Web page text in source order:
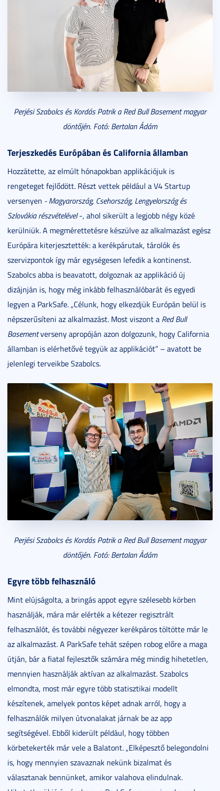
Perjési Szabolcs és Kordás Patrik a Red Bull Basement magyar
döntőjén. Fotó: Bertalan Ádám
Terjeszkedés Európában és California államban
Hozzátette, az elmúlt hónapokban applikációjuk is
rengeteget fejlődött. Részt vettek például a V4 Startup
versenyen - Magyarország, Csehország, Lengyelország és
Szlovákia részvételével-, ahol sikerült a legjobb négy közé
kerülniük. A megmérettetésre készülve az alkalmazást egész
Európára kiterjesztették: a kerékpárutak, tárolók és
szervizpontok így már egységesen lefedik a kontinenst.
Szabolcs abba is beavatott, dolgoznak az applikáció új
dizájnján is, hogy még inkább felhasználóbarát és egyedi
legyen a ParkSafe. „Célunk, hogy elkezdjük Európán belül is
népszerűsíteni az alkalmazást. Most viszont a Red Bull
Basementverseny apropóján azon dolgozunk, hogy California
államban is elérhetővé tegyük az applikációt” – avatott be
jelenlegi terveikbe Szabolcs.
Perjési Szabolcs és Kordás Patrik a Red Bull Basement magyar
döntőjén. Fotó: Bertalan Ádám
Egyre több felhasználó
Mint elújságolta, a bringás appot egyre szélesebb körben
használják, mára már elérték a kétezer regisztrált
felhasználót, és további négyezer kerékpáros töltötte már le
az alkalmazást. A ParkSafe tehát szépen robog előre a maga
útján, bár a fiatal fejlesztők számára még mindig hihetetlen,
mennyien használják aktívan az alkalmazást. Szabolcs
elmondta, most már egyre több statisztikai modellt
készítenek, amelyek pontos képet adnak arról, hogy a
felhasználók milyen útvonalakat járnak be az app
segítségével. Ebből kiderült például, hogy többen
körbetekerték már vele a Balatont. „Elképesztő belegondolni
is, hogy mennyien szavaznak nekünk bizalmat és
választanak bennünket, amikor valahova elindulnak.